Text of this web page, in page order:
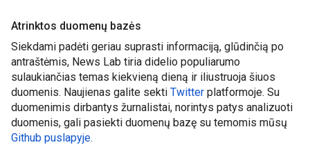
Atrinktos duomenų bazės
Siekdami padėti geriau suprasti informaciją, glūdinčią po
antraštėmis, News Lab tiria didelio populiarumo
sulaukiančias temas kiekvieną dieną ir iliustruoja šiuos
duomenis. Naujienas galite sekti Twitter platformoje. Su
duomenimis dirbantys žurnalistai, norintys patys analizuoti
Github puslapyje.